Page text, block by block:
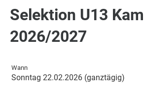
Selektion U13
2026/2027
Wann
Sonntag 22.02.2026 (ganztägig)